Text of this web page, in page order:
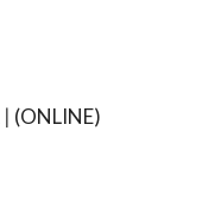
| (ONLINE)